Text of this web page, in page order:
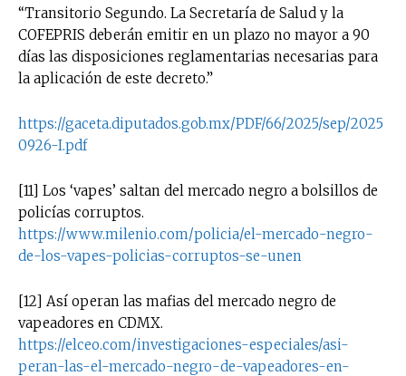
“Transitorio Segundo. La Secretaría de Salud y la
COFEPRIS deberán emitir en un plazo no mayor a 90
días las disposiciones reglamentarias necesarias para
la aplicación de este decreto.”
https://gaceta.diputados.gob.mx/PDF/66/2025/sep/2025
0926-I.pdf
[11] Los ‘vapes’ saltan del mercado negro a bolsillos de
policías corruptos.
https://www.milenio.com/policia/el-mercado-negro-
de-los-vapes-policias-corruptos-se-unen
[12] Así operan las mafias del mercado negro de
vapeadores en CDMX.
https://elceo.com/investigaciones-especiales/asi-
peran-las-el-mercado-negro-de-vapeadores-en-